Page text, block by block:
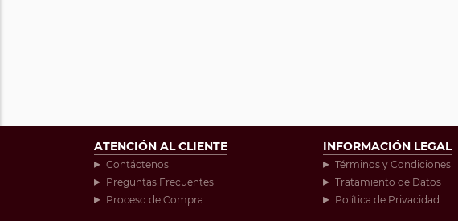
ATENCIÓN AL CLIENTE
Contáctenos
Preguntas Frecuentes
Proceso de Compra
INFORMACIÓN LEGAL
Términos y Condiciones
Tratamiento de Datos
Política de Privacidad